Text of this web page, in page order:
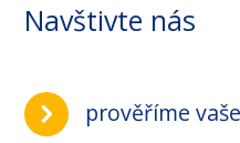
Navštivte nás
prověříme